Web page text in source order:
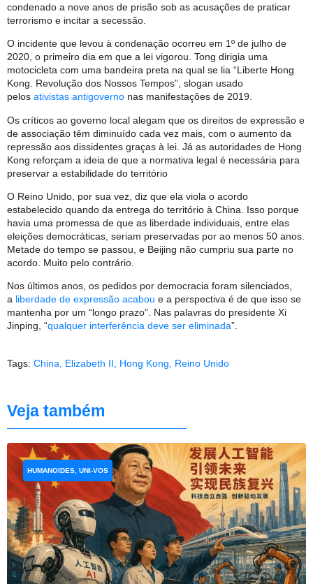
condenado a nove anos de prisão sob as acusações de praticar
terrorismo e incitar a secessão.
O incidente que levou à condenação ocorreu em 1º de julho de
2020, o primeiro dia em que a lei vigorou. Tong dirigia uma
motocicleta com uma bandeira preta na qual se lia “Liberte Hong
Kong. Revolução dos Nossos Tempos”, slogan usado
pelos ativistas antigoverno nas manifestações de 2019.
Os críticos ao governo local alegam que os direitos de expressão e
de associação têm diminuído cada vez mais, com o aumento da
repressão aos dissidentes graças à lei. Já as autoridades de Hong
Kong reforçam a ideia de que a normativa legal é necessária para
preservar a estabilidade do território
O Reino Unido, por sua vez, diz que ela viola o acordo
estabelecido quando da entrega do território à China. Isso porque
havia uma promessa de que as liberdade individuais, entre elas
eleições democráticas, seriam preservadas por ao menos 50 anos.
Metade do tempo se passou, e Beijing não cumpriu sua parte no
acordo. Muito pelo contrário.
Nos últimos anos, os pedidos por democracia foram silenciados,
a liberdade de expressão acabou e a perspectiva é de que isso se
mantenha por um “longo prazo”. Nas palavras do presidente Xi
Jinping, “qualquer interferência deve ser eliminada”.
Tags: China Elizabeth II Hong Kong Reino Unido
Veja também
HUMANOIDES, UNI-VOS